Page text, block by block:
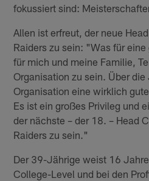
fokussiert sind:
Allen ist erfreut, der neue
Raiders zu sein: "Was für
für mich und meine Familie,
Organisation zu sein. Über
Organisation eine wirklich
Es ist ein großes Privileg und
der nächste – der 18. – Head
Raiders zu sein."
Der 39-Jährige weist 16
College-Level und bei den